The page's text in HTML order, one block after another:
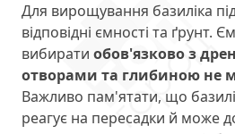
Для вирощування базиліка
відповідні ємності та ґрунт.
вибирати обов'язково з
отворами та глибиною не
Важливо пам'ятати, що
реагує на пересадки й може